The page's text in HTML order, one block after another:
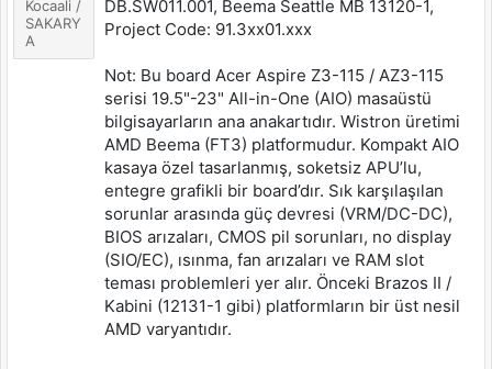
Kocaali /
SAKARY
A
DB.SW011.001, Beema Seattle MB 13120-1,
Project Code: 91.3xx01.xxx
Not: Bu board Acer Aspire Z3-115 / AZ3-115
serisi 19.5"-23" All-in-One (AIO) masaüstü
bilgisayarların ana anakartıdır. Wistron üretimi
AMD Beema (FT3) platformudur. Kompakt AIO
kasaya özel tasarlanmış, soketsiz APU’lu,
entegre grafikli bir board’dır. Sık karşılaşılan
sorunlar arasında güç devresi (VRM/DC-DC),
BIOS arızaları, CMOS pil sorunları, no display
(SIO/EC), ısınma, fan arızaları ve RAM slot
teması problemleri yer alır. Önceki Brazos II /
Kabini (12131-1 gibi) platformların bir üst nesil
AMD varyantıdır.